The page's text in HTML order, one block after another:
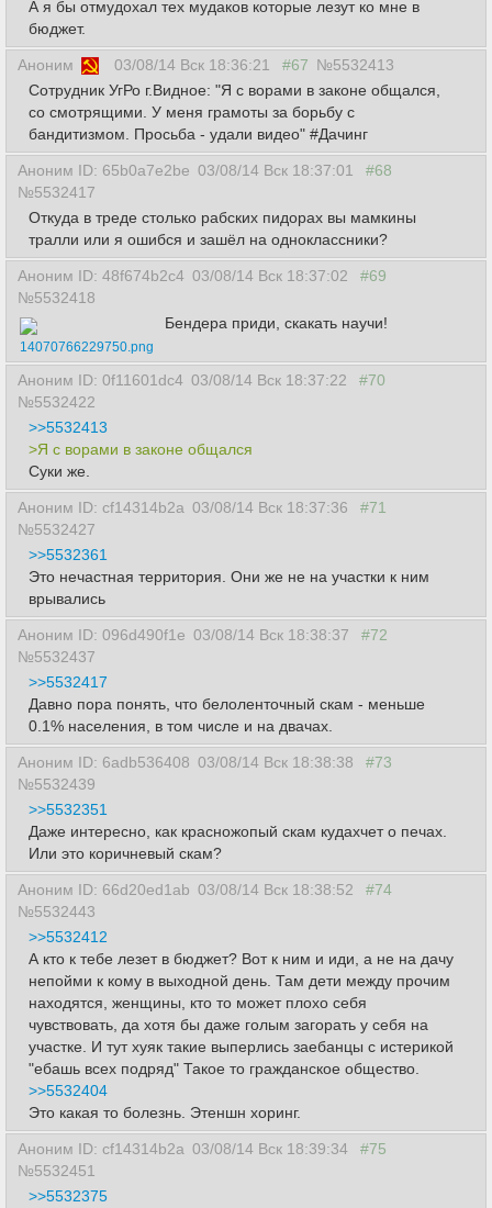
А я бы отмудохал тех мудаков которые лезут ко мне в
бюджет.
Аноним 03/08/14 Вск 18:36:21 #67 №5532413
Сотрудник УгРо г.Видное: "Я с ворами в законе общался,
со смотрящими. У меня грамоты за борьбу с
бандитизмом. Просьба - удали видео" #Дачинг
Аноним ID: 65b0a7e2be 03/08/14 Вск 18:37:01
#68
№5532417
Откуда в треде столько рабских пидорах вы мамкины
тралли или я ошибся и зашёл на одноклассники?
Аноним ID: 48f674b2c4 03/08/14 Вск 18:37:02
#69
№5532418
14070766229750.png
Бендера приди, скакать научи!
Аноним ID: 0f11601dc4 03/08/14 Вск 18:37:22
#70
№5532422
>>5532413
>Я с ворами в законе общался
Суки же.
Аноним ID: cf14314b2a 03/08/14 Вск 18:37:36
#71
№5532427
>>5532361
Это нечастная территория. Они же не на участки к ним
врывались
Аноним ID: 096d490f1e 03/08/14 Вск 18:38:37
#72
№5532437
>>5532417
Давно пора понять, что белоленточный скам - меньше
0.1% населения, в том числе и на двачах.
Аноним ID: 6adb536408 03/08/14 Вск 18:38:38
#73
№5532439
>>5532351
Даже интересно, как красножопый скам кудахчет о печах.
Или это коричневый скам?
Аноним ID: 66d20ed1ab 03/08/14 Вск 18:38:52
#74
№5532443
>>5532412
А кто к тебе лезет в бюджет? Вот к ним и иди, а не на дачу
непойми к кому в выходной день. Там дети между прочим
находятся, женщины, кто то может плохо себя
чувствовать, да хотя бы даже голым загорать у себя на
участке. И тут хуяк такие выперлись заебанцы с истерикой
"ебашь всех подряд" Такое то гражданское общество.
>>5532404
Это какая то болезнь. Этеншн хоринг.
Аноним ID: cf14314b2a 03/08/14 Вск 18:39:34
#75
№5532451
>>5532375